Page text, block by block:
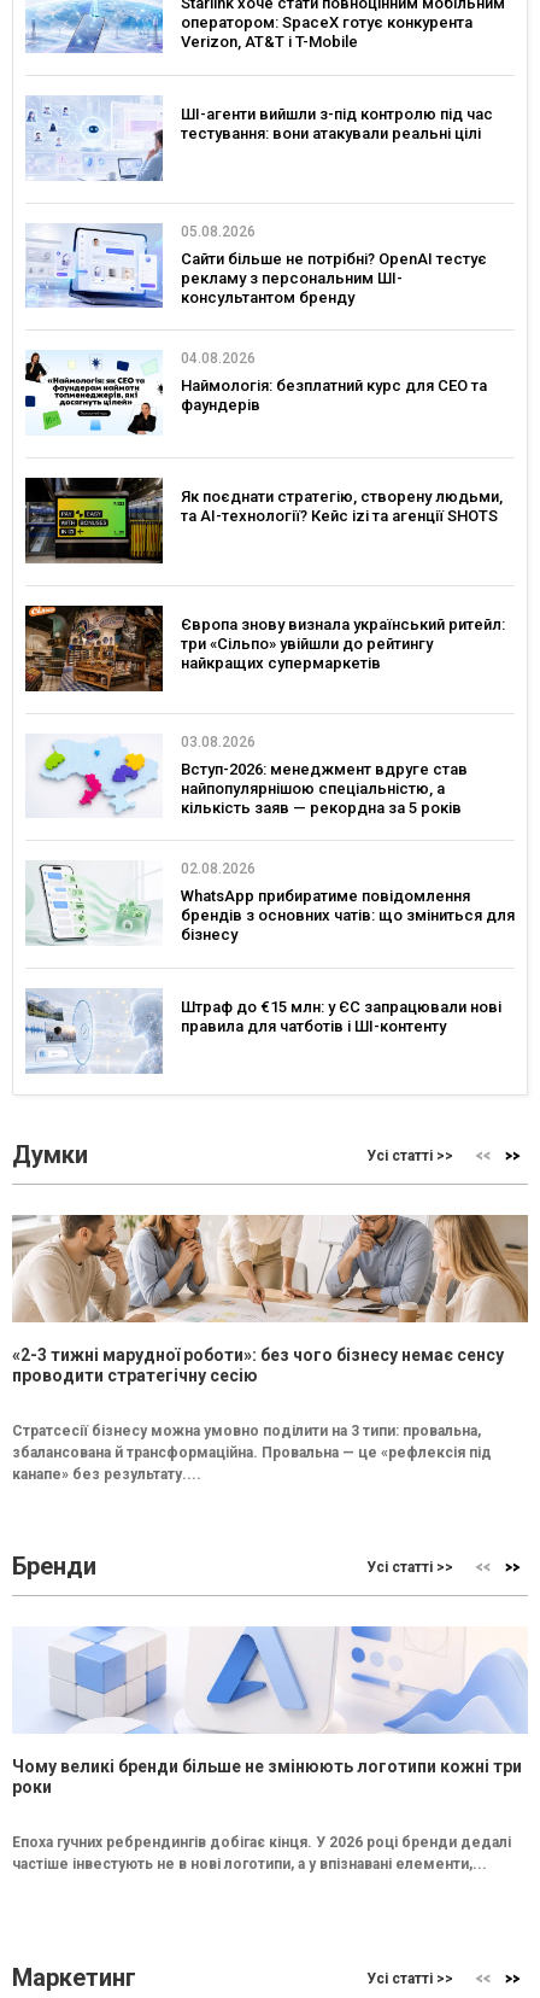
оператором: SpaceX готує конкурента
Verizon, AT&T і T-Mobile
ШІ-агенти вийшли з-під контролю під час
тестування: вони атакували реальні цілі
05.08.2026
Сайти більше не потрібні? OpenAI тестує
рекламу з персональним ШІ-
консультантом бренду
04.08.2026
Наймологія: безплатний курс для CEO та
фаундерів
Як поєднати стратегію, створену людьми,
та AI-технології? Кейс izi та агенції SHOTS
Європа знову визнала український ритейл:
три «Сільпо» увійшли до рейтингу
найкращих супермаркетів
03.08.2026
Вступ-2026: менеджмент вдруге став
найпопулярнішою спеціальністю, а
кількість заяв — рекордна за 5 років
02.08.2026
WhatsApp прибиратиме повідомлення
брендів з основних чатів: що зміниться для
бізнесу
Штраф до €15 млн: у ЄС запрацювали нові
правила для чатботів і ШІ-контенту
Думки Усі статті >>
«2-3 тижні марудної роботи»: без чого бізнесу немає сенсу
проводити стратегічну сесію
Стратсесії бізнесу можна умовно поділити на 3 типи: провальна,
збалансована й трансформаційна. Провальна — це «рефлексія під
канапе» без результату....
Бренди Усі статті >>
Чому великі бренди більше не змінюють логотипи кожні три
роки
Епоха гучних ребрендингів добігає кінця. У 2026 році бренди дедалі
частіше інвестують не в нові логотипи, а у впізнавані елементи,...
Маркетинг Усі статті >>